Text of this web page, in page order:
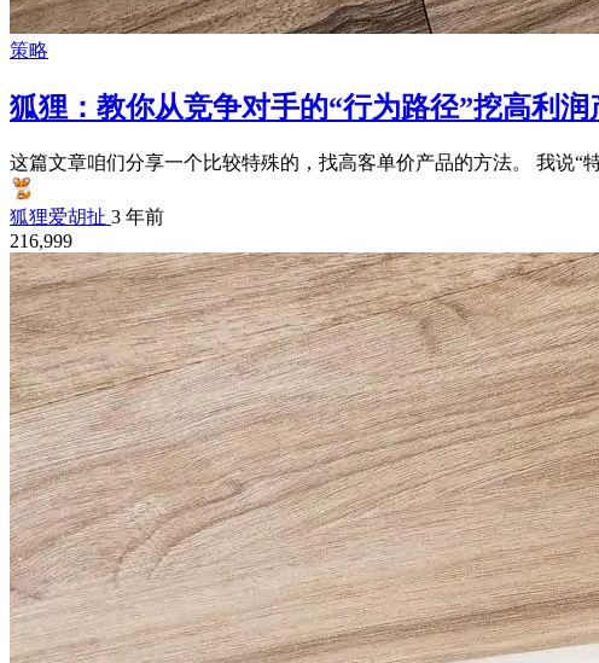
策略
狐狸：教你从竞争对手的“行为路径”挖高利润
这篇文章咱们分享一个比较特殊的，找高客单价产品的方法。 我说“
狐狸爱胡扯 3 年前
216,999